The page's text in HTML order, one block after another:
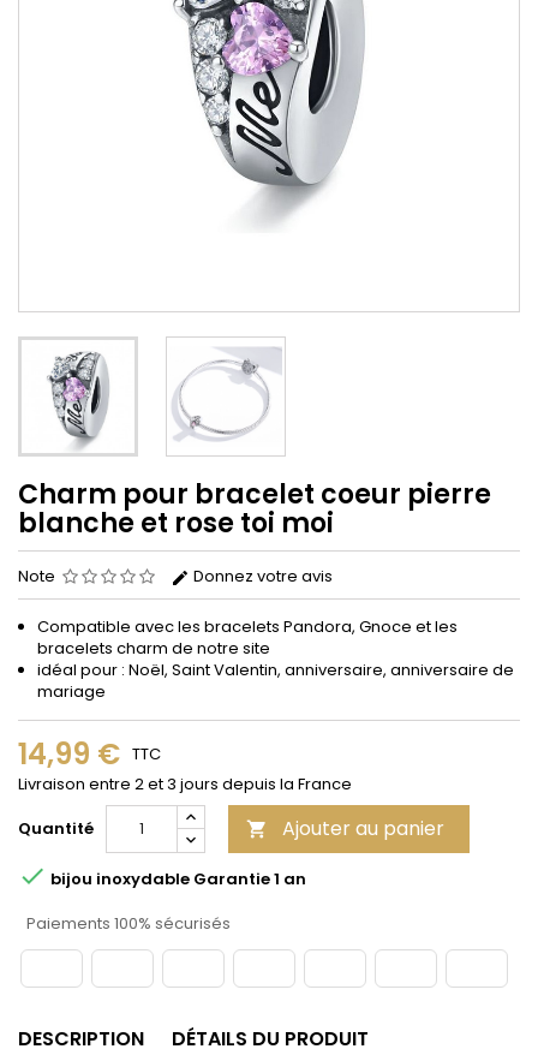
Charm pour bracelet coeur pierre
blanche et rose toi moi
Note Donnez votre avis
Compatible avec les bracelets Pandora, Gnoce et les
bracelets charm de notre site
idéal pour : Noël, Saint Valentin, anniversaire, anniversaire de
mariage
14,99 € TTC
Livraison entre 2 et 3 jours depuis la France
Quantité
 Ajouter au panier
 bijou inoxydable Garantie 1 an
Paiements 100% sécurisés
DESCRIPTION DÉTAILS DU PRODUIT